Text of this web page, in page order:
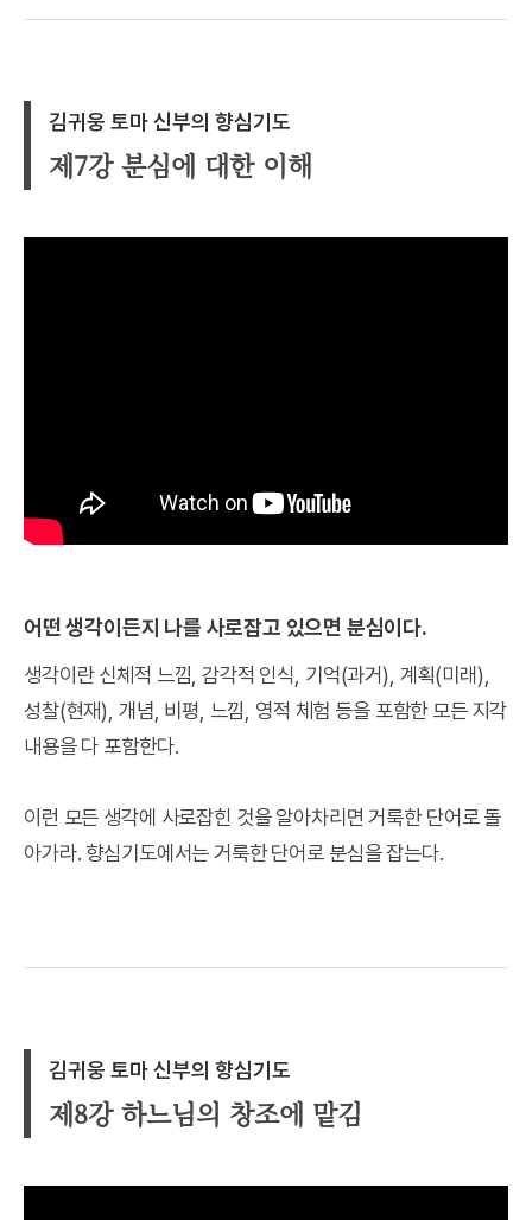
김귀웅 토마 신부의 향심기도
제7강 분심에 대한 이해
어떤 생각이든지 나를 사로잡고 있으면 분심이다.
생각이란 신체적 느낌, 감각적 인식, 기억(과거), 계획(미래),
성찰(현재), 개념, 비평, 느낌, 영적 체험 등을 포함한 모든 지각
내용을 다 포함한다.
이런 모든 생각에 사로잡힌 것을 알아차리면 거룩한 단어로 돌
아가라. 향심기도에서는 거룩한 단어로 분심을 잡는다.
김귀웅 토마 신부의 향심기도
제8강 하느님의 창조에 맡김